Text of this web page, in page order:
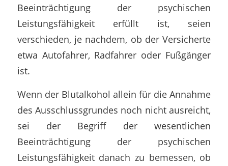
Beeinträchtigung der psychischen
Leistungsfähigkeit erfüllt ist, seien
verschieden, je nachdem, ob der Versicherte
etwa Autofahrer, Radfahrer oder Fußgänger
ist.
Wenn der Blutalkohol allein für die Annahme
des Ausschlussgrundes noch nicht ausreicht,
sei der Begriff der wesentlichen
Beeinträchtigung der psychischen
Leistungsfähigkeit danach zu bemessen, ob